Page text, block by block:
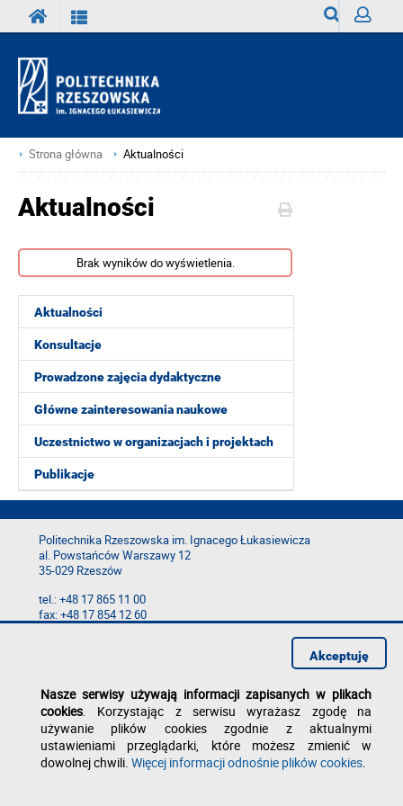
Strona główna Aktualności
Aktualności
Konsultacje
Prowadzone zajęcia dydaktyczne
Główne zainteresowania naukowe
Uczestnictwo w organizacjach i projektach
Publikacje
Aktualności
Brak wyników do wyświetlenia.
Politechnika Rzeszowska im. Ignacego Łukasiewicza
al. Powstańców Warszawy 12
35-029 Rzeszów
tel.: +48 17 865 11 00
fax: +48 17 854 12 60
Zgłoś błąd na stronie
Nasze serwisy używają informacji zapisanych w plikach
cookies. Korzystając z serwisu wyrażasz zgodę na
używanie plików cookies zgodnie z aktualnymi
ustawieniami przeglądarki, które możesz zmienić w
dowolnej chwili. Więcej informacji odnośnie plików cookies.
Akceptuję